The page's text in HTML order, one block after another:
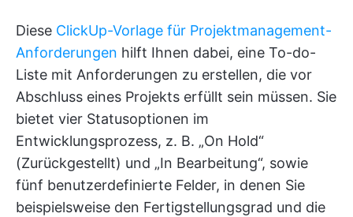
Diese ClickUp-Vorlage für Projektmanagement-
Anforderungen hilft Ihnen dabei, eine To-do-
Liste mit Anforderungen zu erstellen, die vor
Abschluss eines Projekts erfüllt sein müssen. Sie
bietet vier Statusoptionen im
Entwicklungsprozess, z. B. „On Hold“
(Zurückgestellt) und „In Bearbeitung“, sowie
fünf benutzerdefinierte Felder, in denen Sie
beispielsweise den Fertigstellungsgrad und die